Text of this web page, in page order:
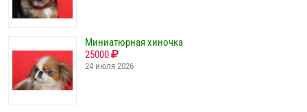
Миниатюрная хиночка
25000
24 июля 2026